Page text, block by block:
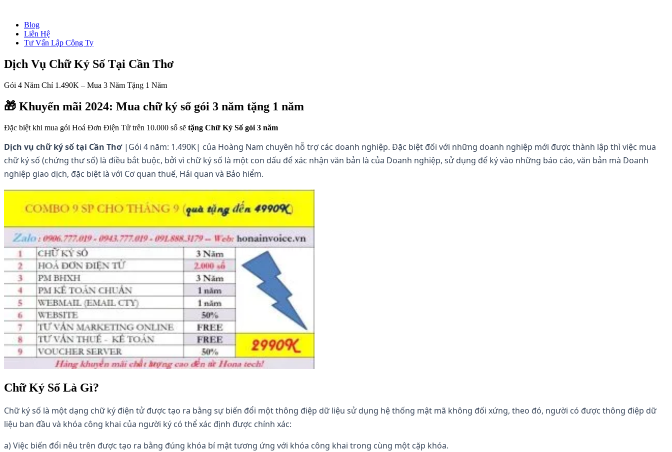
Thành Lập Công Ty
Làm Giấy Phép Kinh Doanh
Giải Thể Công Ty
Dịch Vụ Kế Toán
Chữ Ký Số
Blog
Liên Hệ
Tư Vấn Lập Công Ty
Dịch Vụ Chữ Ký Số Tại Cần Thơ
Gói 4 Năm Chỉ 1.490K – Mua 3 Năm Tặng 1 Năm
🎁 Khuyến mãi 2024: Mua chữ ký số gói 3 năm tặng 1 năm
Đặc biệt khi mua gói Hoá Đơn Điện Tử trên 10.000 số sẽ tặng Chữ Ký Số gói 3 năm
Dịch vụ chữ ký số tại Cần Thơ|Gói 4 năm: 1.490K| của Hoàng Nam chuyên hỗ trợ các doanh nghiệp. Đặc biệt đối với những doanh nghiệp mới được thành lập thì việc mua
chữ ký số (chứng thư số) là điều bắt buộc, bởi vì chữ ký số là một con dấu để xác nhận văn bản là của Doanh nghiệp, sử dụng để ký vào những báo cáo, văn bản mà Doanh
nghiệp giao dịch, đặc biệt là với Cơ quan thuế, Hải quan và Bảo hiểm.
Chữ Ký Số Là Gì?
Chữ ký số là một dạng chữ ký điện tử được tạo ra bằng sự biến đổi một thông điệp dữ liệu sử dụng hệ thống mật mã không đối xứng, theo đó, người có được thông điệp dữ
liệu ban đầu và khóa công khai của người ký có thể xác định được chính xác:
a)Việc biến đổi nêu trên được tạo ra bằng đúng khóa bí mật tương ứng với khóa công khai trong cùng một cặp khóa.